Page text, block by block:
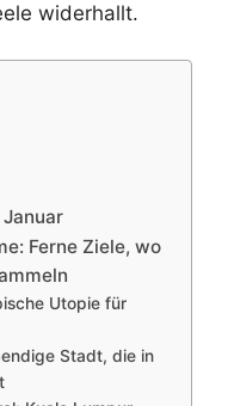
widerhallt.
Ferne Ziele, wo
Utopie für
Stadt, die in